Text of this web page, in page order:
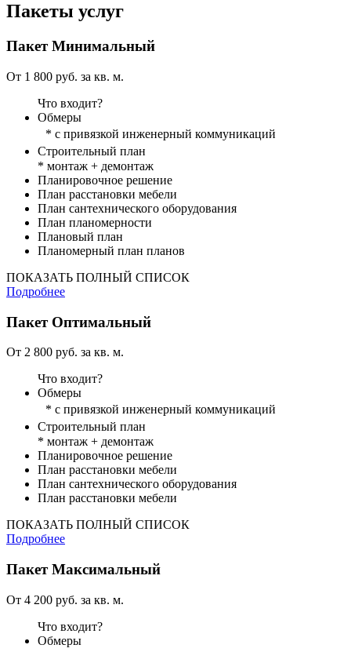
Пакеты услуг
ПакетМинимальный
От 1 800 руб. за кв. м.
Что входит?
Обмеры
* с привязкой инженерный коммуникаций
Строительный план
* монтаж + демонтаж
Планировочное решение
План расстановки мебели
План сантехнического оборудования
План планомерности
Плановый план
Планомерный план планов
ПОКАЗАТЬ ПОЛНЫЙ СПИСОК
Подробнее
ПакетОптимальный
От 2 800 руб. за кв. м.
Что входит?
Обмеры
* с привязкой инженерный коммуникаций
Строительный план
* монтаж + демонтаж
Планировочное решение
План расстановки мебели
План сантехнического оборудования
План расстановки мебели
ПОКАЗАТЬ ПОЛНЫЙ СПИСОК
Подробнее
ПакетМаксимальный
От 4 200 руб. за кв. м.
Что входит?
Обмеры